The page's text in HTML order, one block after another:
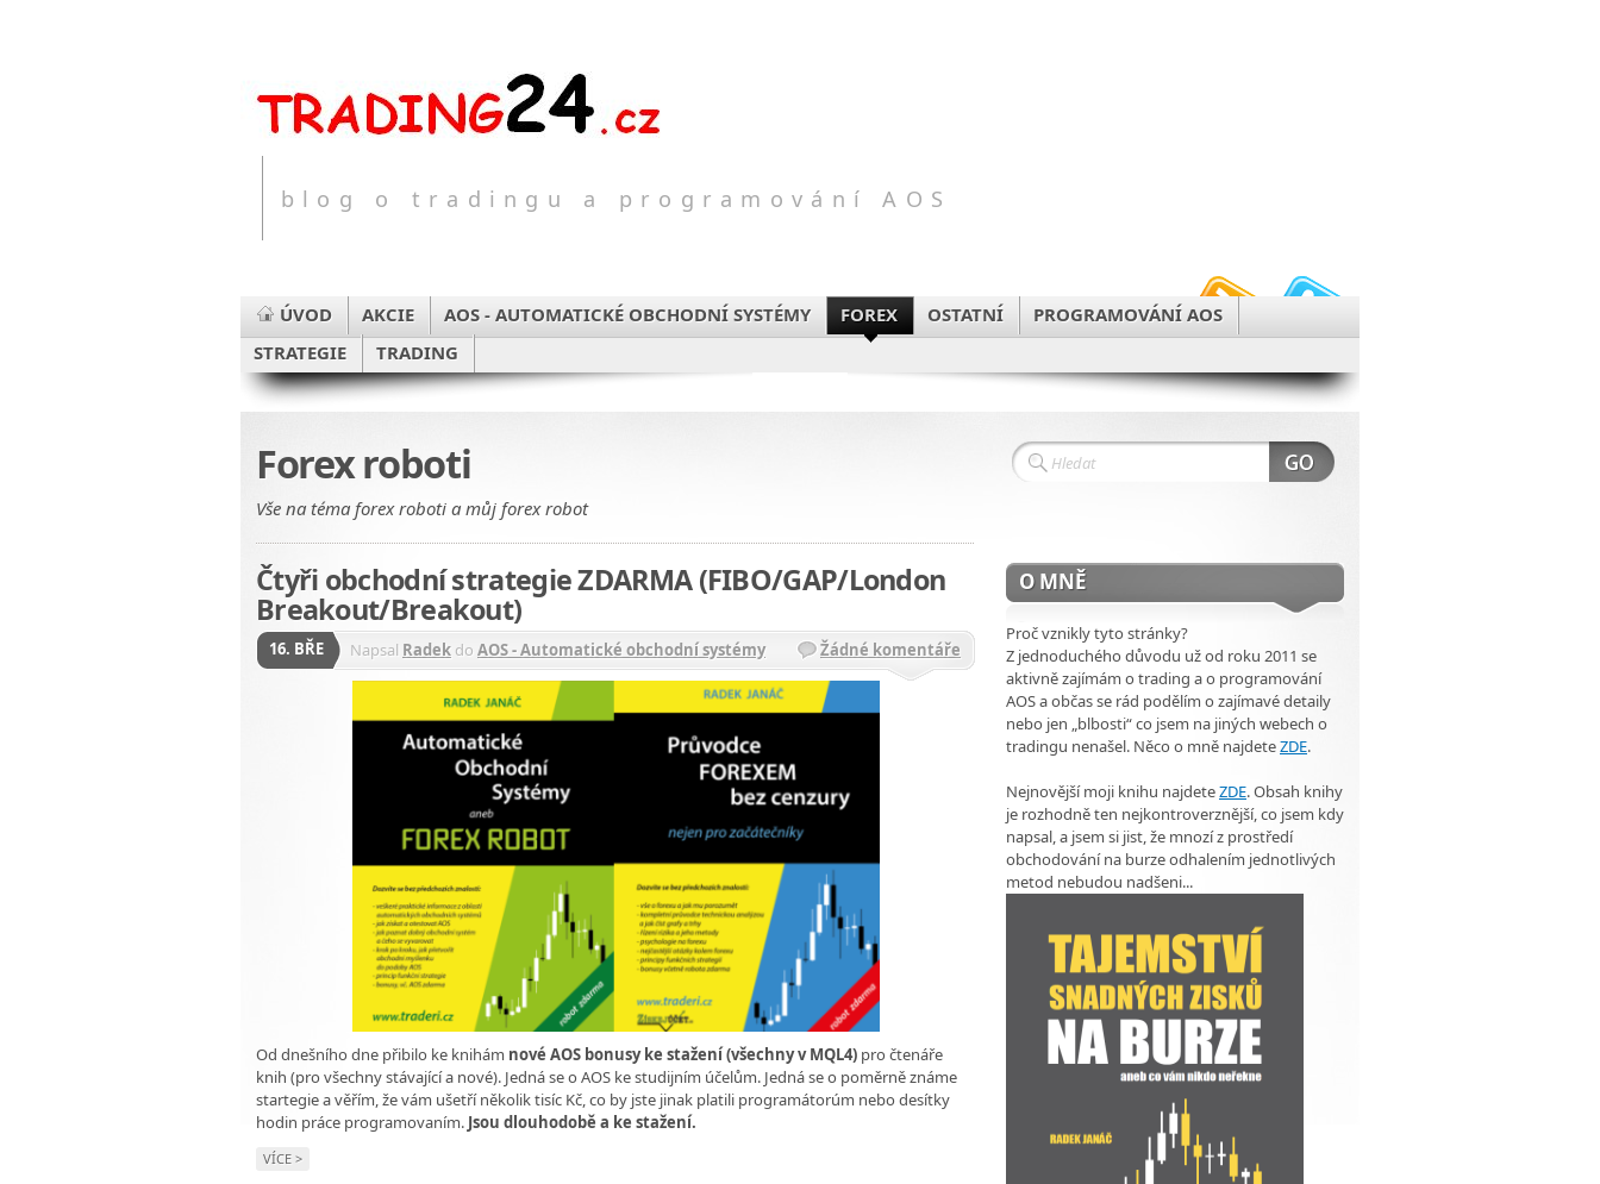
blog o tradingu a programování AOS
ÚVOD AKCIE AOS - AUTOMATICKÉ OBCHODNÍ SYSTÉMY FOREX OSTATNÍ
PROGRAMOVÁNÍ AOS
STRATEGIE
TRADING
Forex roboti
Vše na téma forex roboti a můj forex robot
Čtyři obchodní strategie ZDARMA (FIBO/GAP/London
Breakout/Breakout)
16. BŘE Napsal Radek do AOS - Automatické obchodní systémy Žádné komentáře
Od dnešního dne přibilo ke knihám nové AOS bonusy ke stažení(všechnyvMQL4) pro čtenáře
knih (pro všechny stávající a nové). Jedná se o AOS ke studijním účelům. Jedná se o poměrně známe
startegie a věřím, že vám ušetří několik tisíc Kč, co by jste jinak platili programátorúm nebo desítky
hodin práce programovaním. Jsou dlouhodobě a ke stažení.
VÍCE >
O MNĚ
Proč vznikly tyto stránky?
Z jednoduchého důvodu už od roku 2011 se
aktivně zajímám o trading a o programování
AOS a občas se rád podělím o zajímavé detaily
nebo jen „blbosti“ co jsem na jiných webech o
tradingu nenašel. Něco o mně najdeteZDE.
Nejnovější moji knihu najdeteZDE. Obsah knihy
je rozhodně ten nejkontroverznější, co jsem kdy
napsal, a jsem si jist, že mnozí z prostředí
obchodování na burze odhalením jednotlivých
metod nebudou nadšeni...